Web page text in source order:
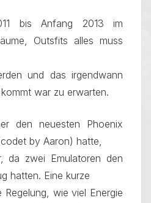
bis Anfang 2013 im
Outsfits alles muss
und das irgendwann
war zu erwarten.
den neuesten Phoenix
by Aaron) hatte,
da zwei Emulatoren den
hatten. Eine kurze
Regelung, wie viel Energie